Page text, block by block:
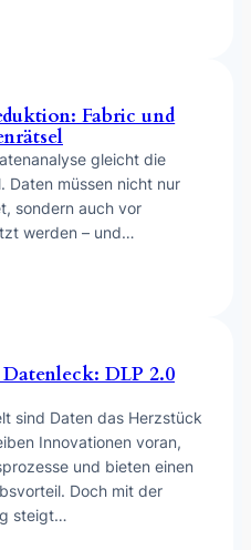
Fabric und
gleicht die
Daten müssen nicht nur
sondern auch vor
werden – und…
DLP 2.0
sind Daten das Herzstück
Innovationen voran,
und bieten einen
Doch mit der
steigt…